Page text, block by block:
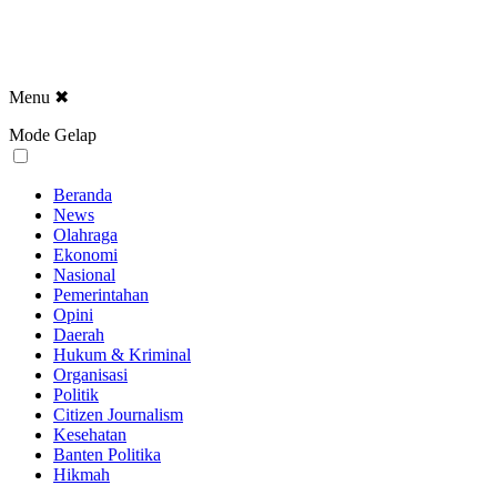
Menu ✖
Mode Gelap
Beranda
News
Olahraga
Ekonomi
Nasional
Pemerintahan
Opini
Daerah
Hukum & Kriminal
Organisasi
Politik
Citizen Journalism
Kesehatan
Banten Politika
Hikmah